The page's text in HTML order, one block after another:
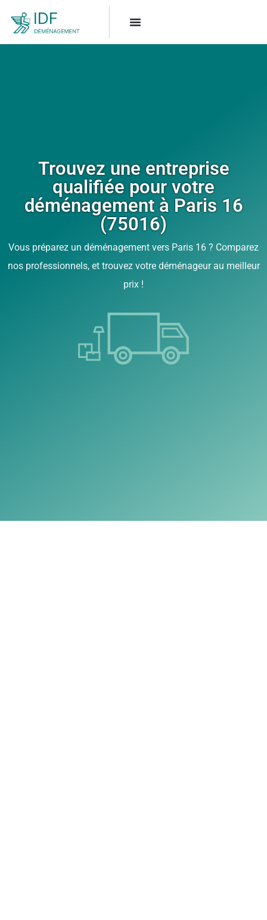
Trouvez une entreprise
qualifiée pour votre
déménagement à Paris 16
(75016)
Vous préparez un déménagement vers Paris 16 ? Comparez
nos professionnels, et trouvez votre déménageur au meilleur
prix !